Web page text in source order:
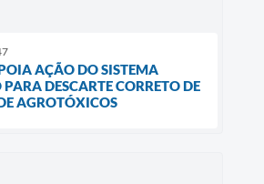
AÇÃO DO SISTEMA
DESCARTE CORRETO DE
AGROTÓXICOS